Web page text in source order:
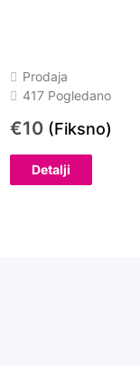
Prodaja
417 Pogledano
€10 (Fiksno)
Detalji